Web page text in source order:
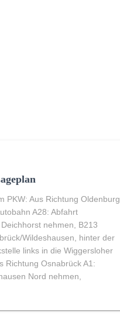
PKW: Aus Richtung Oldenburg
A28: Abfahrt
nehmen, B213
Wildeshausen, hinter der
links in die Wiggersloher
Richtung Osnabrück A1:
Nord nehmen,